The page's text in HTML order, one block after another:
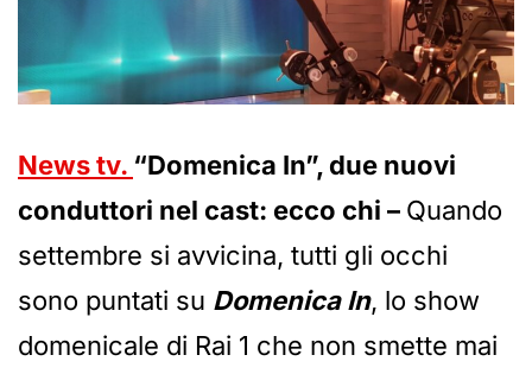
News tv. “Domenica In”, due nuovi
conduttori nel cast: ecco chi – Quando
settembre si avvicina, tutti gli occhi
sono puntati su Domenica In, lo show
domenicale di Rai 1 che non smette mai